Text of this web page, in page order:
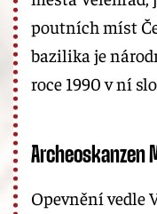
poutních míst
bazilika je
roce 1990 v ní
Archeoskanzen
Opevnění vedle